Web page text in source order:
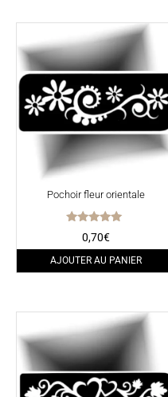
Pochoir fleur orientale
Note
5.00
sur 5
0,70€
AJOUTER AU PANIER